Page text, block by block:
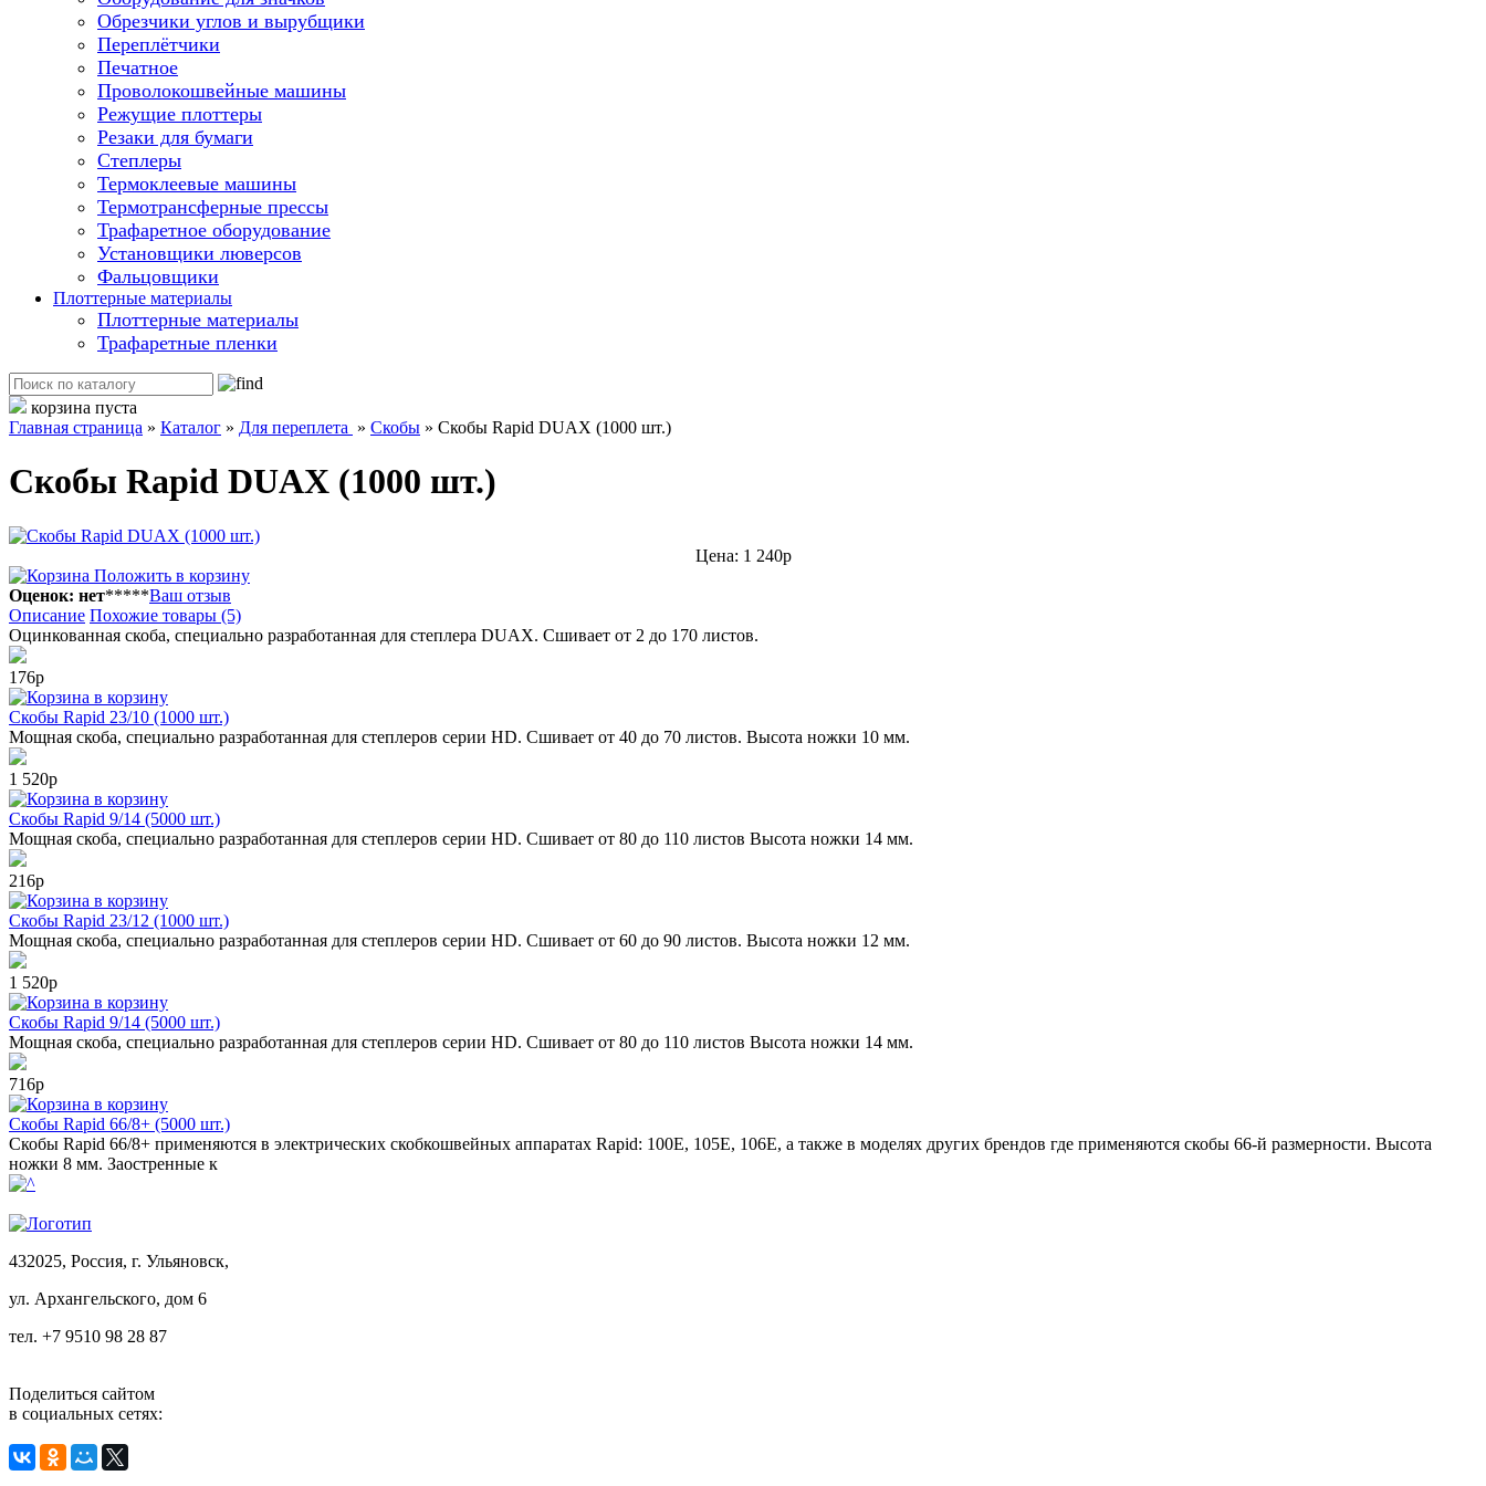
Обрезчики углов и вырубщики
Переплётчики
Печатное
Проволокошвейные машины
Режущие плоттеры
Резаки для бумаги
Степлеры
Термоклеевые машины
Термотрансферные прессы
Трафаретное оборудование
Установщики люверсов
Фальцовщики
Плоттерные материалы
Плоттерные материалы
Трафаретные пленки
корзина пуста
Главная страница » Каталог » Для переплета » Скобы » Скобы Rapid DUAX (1000 шт.)
Скобы Rapid DUAX (1000 шт.)
Цена: 1 240р
Положить в корзину
Оценок: нет*****Ваш отзыв
Описание Похожие товары (5)
Оцинкованная скоба, специально разработанная для степлера DUAX. Сшивает от 2 до 170 листов.
176р
в корзину
Скобы Rapid 23/10 (1000 шт.)
Мощная скоба, специально разработанная для степлеров серии HD. Сшивает от 40 до 70 листов. Высота ножки 10 мм.
1 520р
в корзину
Скобы Rapid 9/14 (5000 шт.)
Мощная скоба, специально разработанная для степлеров серии HD. Сшивает от 80 до 110 листов Высота ножки 14 мм.
216р
в корзину
Скобы Rapid 23/12 (1000 шт.)
Мощная скоба, специально разработанная для степлеров серии HD. Сшивает от 60 до 90 листов. Высота ножки 12 мм.
1 520р
в корзину
Скобы Rapid 9/14 (5000 шт.)
Мощная скоба, специально разработанная для степлеров серии HD. Сшивает от 80 до 110 листов Высота ножки 14 мм.
716р
в корзину
Скобы Rapid 66/8+ (5000 шт.)
Скобы Rapid 66/8+ применяются в электрических скобкошвейных аппаратах Rapid: 100E, 105E, 106E, а также в моделях других брендов где применяются скобы 66-й размерности. Высота
ножки 8 мм. Заостренные к
432025, Россия, г. Ульяновск,
ул. Архангельского, дом 6
тел. +7 9510 98 28 87
Поделиться сайтом
в социальных сетях: